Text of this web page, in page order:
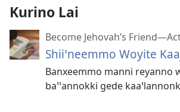
Kurino Lai
Become Jehovah’s
Shiiꞌneemmo Woyite
Banxeemmo manni reyanno
baꞌꞌannokki gede